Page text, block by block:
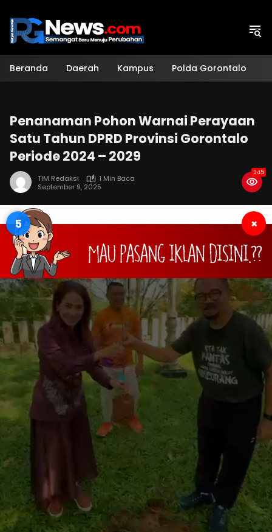
konten
Beranda Daerah Kampus Polda Gorontalo
Penanaman Pohon Warnai Perayaan
Satu Tahun DPRD Provinsi Gorontalo
Periode 2024 – 2029
TIM Redaksi
1 Min Baca
September 9, 2025
345
4 ×